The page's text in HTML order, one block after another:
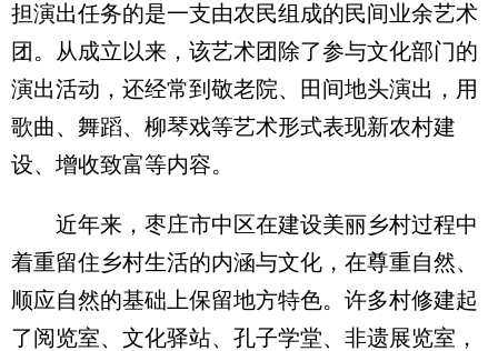
担演出任务的是一支由农民组成的民间业余艺术
团。从成立以来，该艺术团除了参与文化部门的
演出活动，还经常到敬老院、田间地头演出，用
歌曲、舞蹈、柳琴戏等艺术形式表现新农村建
设、增收致富等内容。
近年来，枣庄市中区在建设美丽乡村过程中
着重留住乡村生活的内涵与文化，在尊重自然、
顺应自然的基础上保留地方特色。许多村修建起
了阅览室、文化驿站、孔子学堂、非遗展览室，